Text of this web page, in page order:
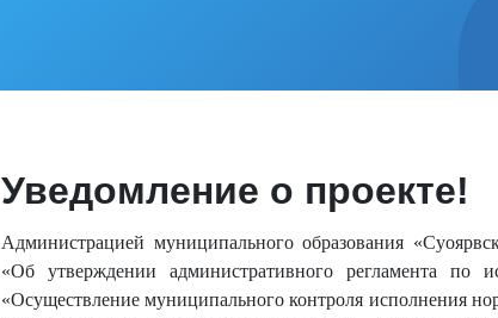
Уведомление о проекте!
Администрацией муниципального образования
«Об утверждении административного
«Осуществление муниципального контроля исполнения